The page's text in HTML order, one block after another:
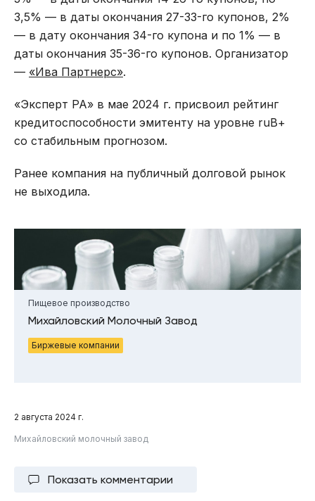
3,5% — в даты окончания 27-33-го купонов, 2%
— в дату окончания 34-го купона и по 1% — в
даты окончания 35-36-го купонов. Организатор
— «Ива Партнерс».
«Эксперт РА» в мае 2024 г. присвоил рейтинг
кредитоспособности эмитенту на уровне ruВ+
со стабильным прогнозом.
Ранее компания на публичный долговой рынок
не выходила.
Пищевое производство
Михайловский Молочный Завод
Биржевые компании
2 августа 2024 г.
Михайловский молочный завод
Показать комментарии